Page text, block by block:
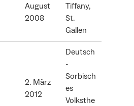
August
2008
Tiffany,
St.
Gallen
2. März
2012
Deutsch
-
Sorbisch
es
Volksthe